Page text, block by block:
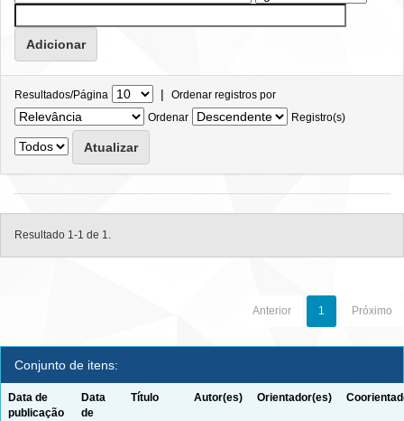
Resultados/Página | Ordenar registros por
Ordenar
Registro(s)
Resultado 1-1 de 1.
Anterior 1 Próximo
Conjunto de itens:
Data de
publicação
Data
de
Título Autor(es) Orientador(es)